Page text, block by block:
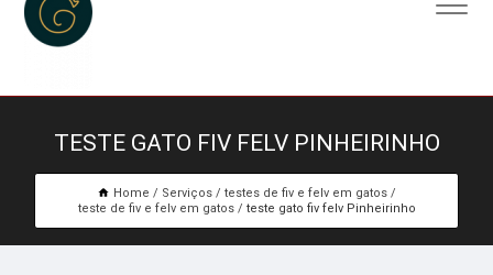
TESTE GATO FIV FELV PINHEIRINHO
Home Serviços
testes de fiv e felv em gatos
teste de fiv e felv em gatos
teste gato fiv felv Pinheirinho